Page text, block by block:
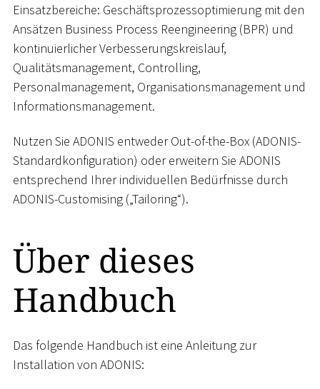
Einsatzbereiche: Geschäftsprozessoptimierung mit den
Ansätzen Business Process Reengineering (BPR) und
kontinuierlicher Verbesserungskreislauf,
Qualitätsmanagement, Controlling,
Personalmanagement, Organisationsmanagement und
Informationsmanagement.
Nutzen Sie ADONIS entweder Out-of-the-Box (ADONIS-
Standardkonfiguration) oder erweitern Sie ADONIS
entsprechend Ihrer individuellen Bedürfnisse durch
ADONIS-Customising („Tailoring“).
Über dieses
Handbuch
Das folgende Handbuch ist eine Anleitung zur
Installation von ADONIS: